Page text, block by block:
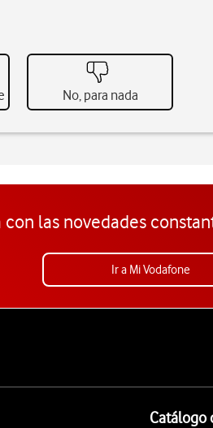
No, para nada
con las novedades
Ir a Mi Vodafone
Catálogo